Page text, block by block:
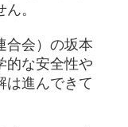
。
合会）の坂本
的な安全性や
は進んできて